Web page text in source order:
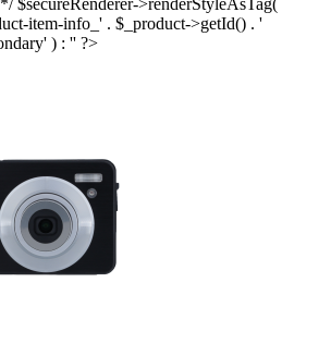
item-info_' . $_product->getId() . '
) : '' ?>